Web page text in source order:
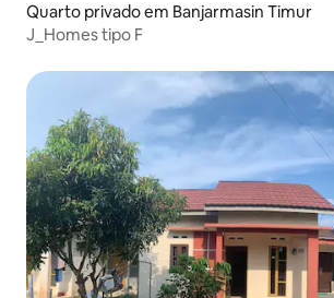
Quarto privado em Banjarmasin Timur
J_Homes tipo F